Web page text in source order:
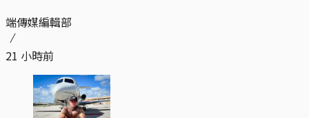
端傳媒編輯部
21 小時前